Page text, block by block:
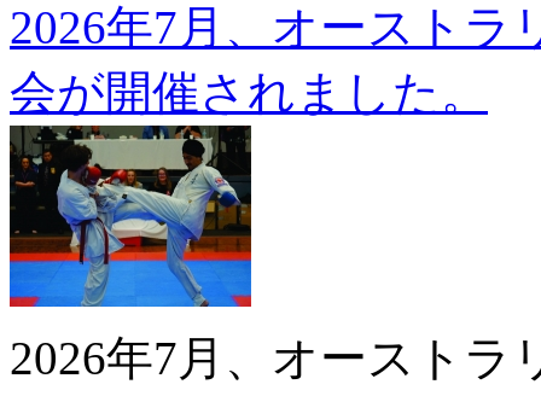
2026年7月、オースト
会が開催されました。
2026年7月、オースト